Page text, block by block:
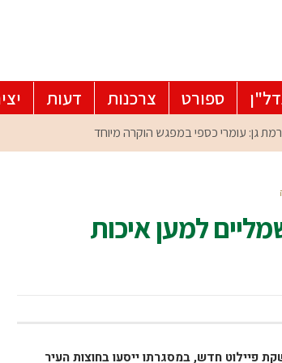
ספורט צרכנות דעות
למען איכות
פיילוט חדש, במסגרתו ייסעו בחוצות העיר